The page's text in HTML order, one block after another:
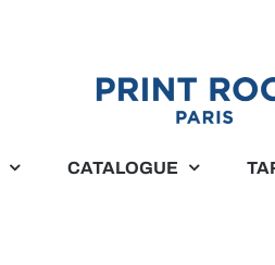
CATALOGUE